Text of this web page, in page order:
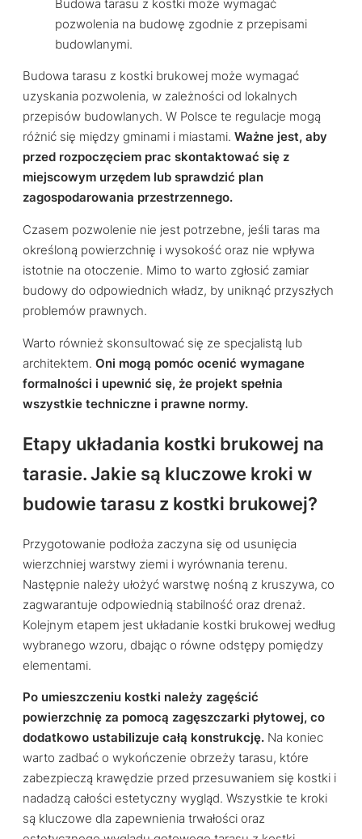
Budowa tarasu z kostki może wymagać
pozwolenia na budowę zgodnie z przepisami
budowlanymi.
Budowa tarasu z kostki brukowej może wymagać
uzyskania pozwolenia, w zależności od lokalnych
przepisów budowlanych. W Polsce te regulacje mogą
różnić się między gminami i miastami. Ważne jest, aby
przed rozpoczęciem prac skontaktować się z
miejscowym urzędem lub sprawdzić plan
zagospodarowania przestrzennego.
Czasem pozwolenie nie jest potrzebne, jeśli taras ma
określoną powierzchnię i wysokość oraz nie wpływa
istotnie na otoczenie. Mimo to warto zgłosić zamiar
budowy do odpowiednich władz, by uniknąć przyszłych
problemów prawnych.
Warto również skonsultować się ze specjalistą lub
architektem. Oni mogą pomóc ocenić wymagane
formalności i upewnić się, że projekt spełnia
wszystkie techniczne i prawne normy.
Etapy układania kostki brukowej na
tarasie. Jakie są kluczowe kroki w
budowie tarasu z kostki brukowej?
Przygotowanie podłoża zaczyna się od usunięcia
wierzchniej warstwy ziemi i wyrównania terenu.
Następnie należy ułożyć warstwę nośną z kruszywa, co
zagwarantuje odpowiednią stabilność oraz drenaż.
Kolejnym etapem jest układanie kostki brukowej według
wybranego wzoru, dbając o równe odstępy pomiędzy
elementami.
Po umieszczeniu kostki należy zagęścić
powierzchnię za pomocą zagęszczarki płytowej, co
dodatkowo ustabilizuje całą konstrukcję. Na koniec
warto zadbać o wykończenie obrzeży tarasu, które
zabezpieczą krawędzie przed przesuwaniem się kostki i
nadadzą całości estetyczny wygląd. Wszystkie te kroki
są kluczowe dla zapewnienia trwałości oraz